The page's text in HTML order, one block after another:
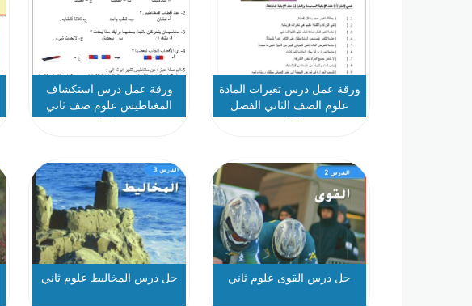
ورقة عمل درس تغيرات المادة
علوم الصف الثاني الفصل
الثالث
ورقة عمل درس استكشاف
المغناطيس علوم صف ثاني
فصل ثالث
حل درس القوى علوم ثاني حل درس المخاليط علوم ثاني